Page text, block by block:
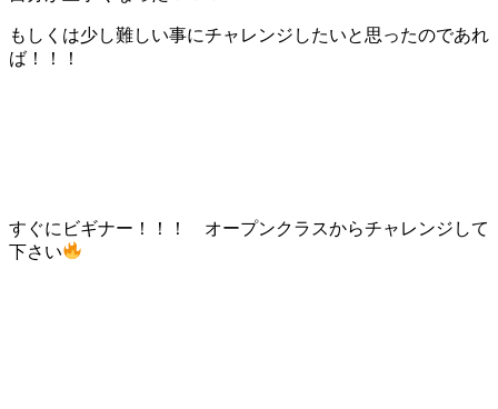
もしくは少し難しい事にチャレンジしたいと思ったのであれ
ば！！！
すぐにビギナー！！！ オープンクラスからチャレンジして
下さい